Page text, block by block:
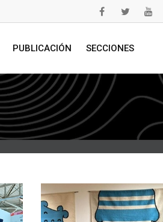
PUBLICACIÓN SECCIONES